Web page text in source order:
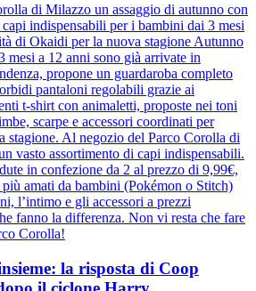
di Milazzo un assaggio di autunno con
indispensabili per i bambini dai 3 mesi
di Okaidi per la nuova stagione Autunno
mesi a 12 anni sono già arrivate in
propone un guardaroba completo
pantaloni regolabili grazie ai
t-shirt con animaletti, proposte nei toni
scarpe e accessori coordinati per
stagione. Al negozio del Parco Corolla di
vasto assortimento di capi indispensabili.
in confezione da 2 al prezzo di 9,99€,
amati da bambini (Pokémon o Stitch)
l’intimo e gli accessori a prezzi
fanno la differenza. Non vi resta che fare
Corolla!
la risposta di Coop